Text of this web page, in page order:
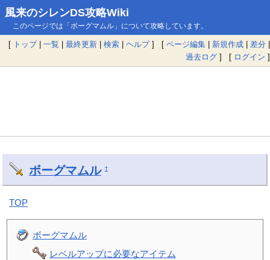
風来のシレンDS攻略Wiki
このページでは「ボーグマムル」について攻略しています。
[ トップ| 一覧 | 最終更新 | 検索 | ヘルプ] [ ページ編集 | 新規作成 | 差分 |
過去ログ ] [ ログイン ]
ボーグマムル †
TOP
ボーグマムル
レベルアップに必要なアイテム